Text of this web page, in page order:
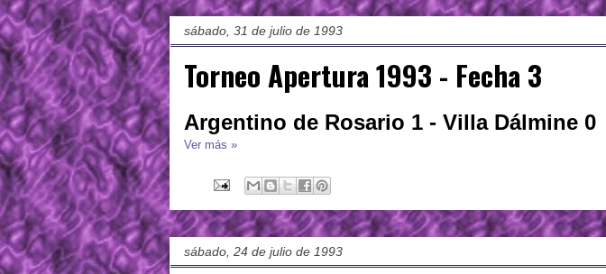
sábado, 31 de julio de 1993
Torneo Apertura 1993 - Fecha 3
Argentino de Rosario 1 - Villa Dálmine 0
Ver más »
sábado, 24 de julio de 1993